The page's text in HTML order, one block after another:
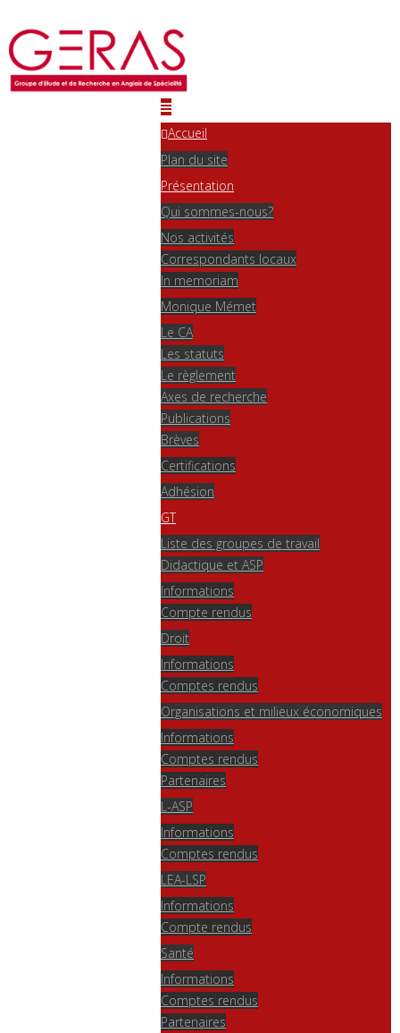
Accueil
Plan du site
Présentation
Qui sommes-nous?
Nos activités
Correspondants locaux
In memoriam
Monique Mémet
Le CA
Les statuts
Le règlement
Axes de recherche
Publications
Brèves
Certifications
Adhésion
GT
Liste des groupes de travail
Didactique et ASP
Informations
Compte rendus
Droit
Informations
Comptes rendus
Organisations et milieux économiques
Informations
Comptes rendus
Partenaires
L-ASP
Informations
Comptes rendus
LEA-LSP
Informations
Compte rendus
Santé
Informations
Comptes rendus
Partenaires